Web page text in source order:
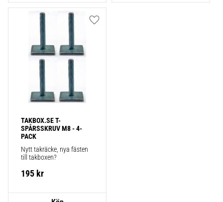
TAKBOX.SE T-
SPÅRSSKRUV M8 - 4-
PACK
Nytt takräcke, nya fästen
till takboxen?
195 kr
Lägg till i favoriter